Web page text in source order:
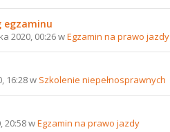
egzaminu
2020, 00:26 wEgzamin na prawo jazdy
16:28 w Szkolenie niepełnosprawnych
20:58 wEgzamin na prawo jazdy